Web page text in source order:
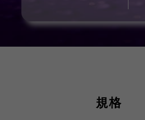
規格